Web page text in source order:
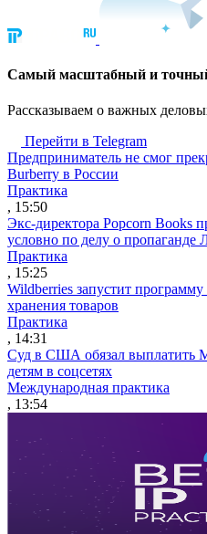
Cамый масштабный и
Рассказываем о важных
Перейти в Telegram
Предприниматель не смог
Burberry в России
Практика
, 15:50
Экс-директора Popcorn Books
условно по делу о пропаганде
Практика
, 15:25
Wildberries запустит
хранения товаров
Практика
, 14:31
Суд в США обязал выплатить
детям в соцсетях
Международная практика
, 13:54